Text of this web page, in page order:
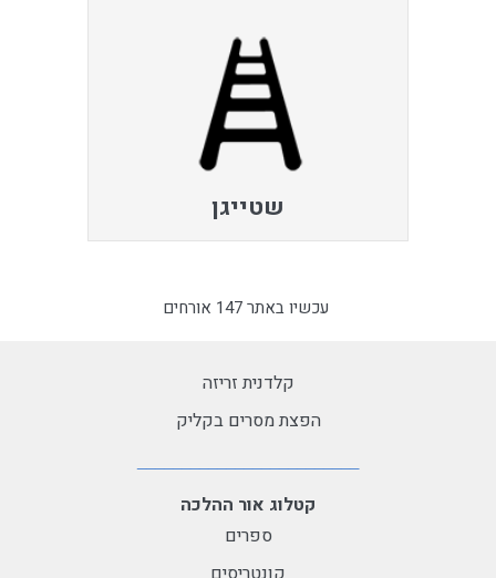
שטייגן
עכשיו באתר 147 אורחים
קלדנית זריזה
הפצת מסרים בקליק
קטלוג אור ההלכה
ספרים